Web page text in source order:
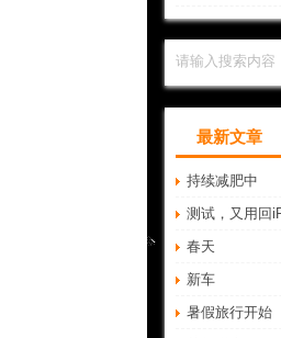
请输入搜索内容
最新文章
持续减肥中
测试，又用回
春天
新车
暑假旅行开始